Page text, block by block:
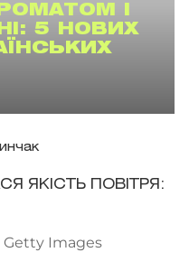
І
5 НОВИХ
ЯКІСТЬ ПОВІТРЯ:
Getty Images